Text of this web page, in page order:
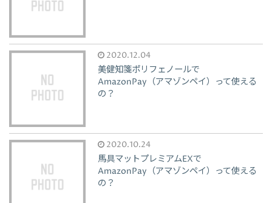
2020.12.04
美健知箋ポリフェノールで
AmazonPay（アマゾンペイ）って使える
の？
2020.10.24
馬具マットプレミアムEXで
AmazonPay（アマゾンペイ）って使える
の？